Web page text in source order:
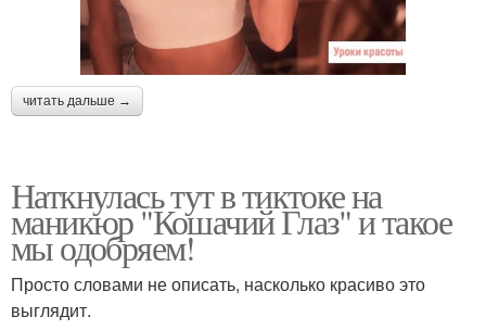
читать дальше →
Наткнулась тут в тиктоке на
маникюр "Кошачий Глаз" и такое
мы одобряем!
Просто словами не описать, насколько красиво это
выглядит.